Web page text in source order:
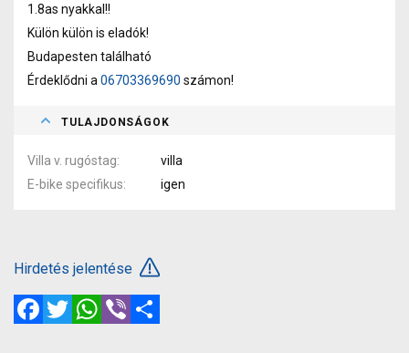
1.8as nyakkal!!
Külön külön is eladók!
Budapesten található
Érdeklődni a 06703369690 számon!
TULAJDONSÁGOK
Villa v. rugóstag
villa
E-bike specifikus
igen
Hirdetés jelentése
FacebookTwitterWhatsApp
Viber